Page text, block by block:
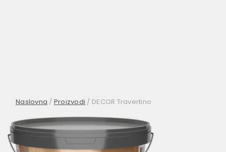
Naslovna / Proizvodi / DECOR Travertino